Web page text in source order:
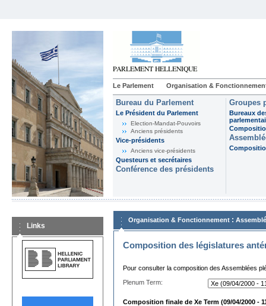
Le Parlement Organisation &
Bureau du Parlement
Le Président du Parlement
Election-Mandat-Pouvoirs
Anciens présidents
Vice-présidents
Anciens vice-présidents
Questeurs et secrétaires
Conférence des présidents
Groupes
Bureaux
Links
Organisation & Fonctionnement :
Composition des législatures
Pour consulter la composition des Assemblées
Plenum Term:
Composition finale de Xe Term (09/04/2000 -